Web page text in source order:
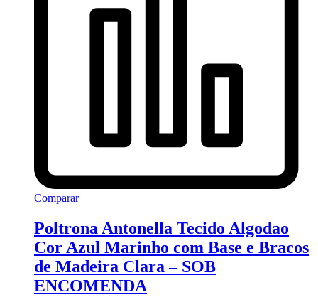
Comparar
Poltrona Antonella Tecido Algodao
Cor Azul Marinho com Base e Bracos
de Madeira Clara – SOB
ENCOMENDA